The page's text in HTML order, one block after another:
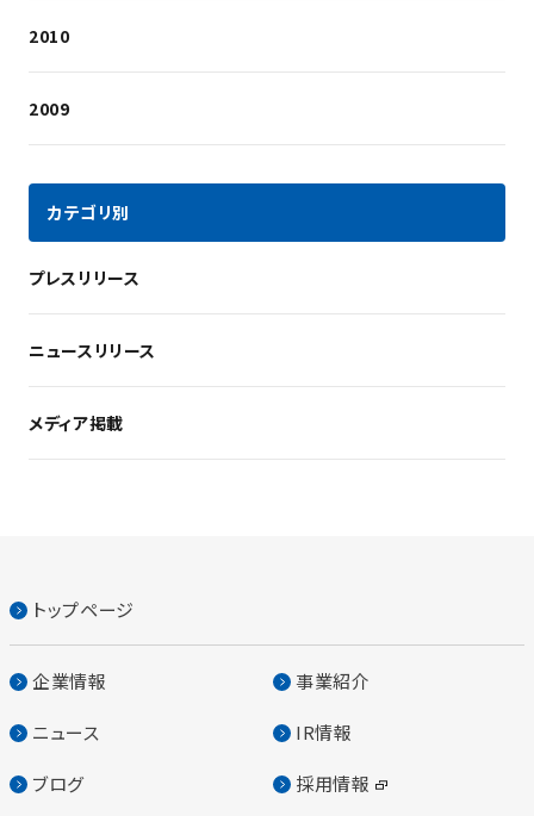
2010
2009
カテゴリ別
プレスリリース
ニュースリリース
メディア掲載
トップページ
企業情報 事業紹介
ニュース IR情報
ブログ 採用情報